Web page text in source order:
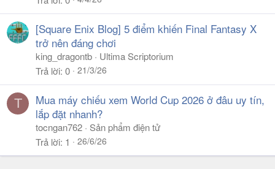
[Square Enix Blog] 5 điểm khiến Final Fantasy X
trở nên đáng chơi
king_dragontb
Ultima Scriptorium
Trả lời 0 21/3/26
T
Mua máy chiếu xem World Cup 2026 ở đâu uy tín,
lắp đặt nhanh?
tocngan762
Sản phẩm điện tử
Trả lời 1 26/6/26